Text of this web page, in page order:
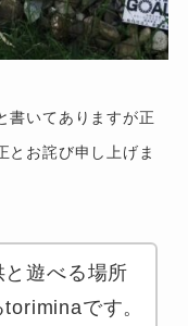
書いてありますが正
とお詫び申し上げま
遊べる場所
です。